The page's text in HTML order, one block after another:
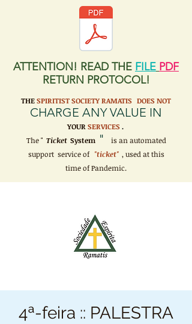
ATTENTION! READ THE FILE PDF
RETURN PROTOCOL!
THESPIRITIST SOCIETY RAMATIS DOES NOT
CHARGE ANY VALUE IN
YOUR SERVICES.
The " Ticket System"
is an automated
support service of "ticket" , used at this
time of Pandemic.
4ª-feira :: PALESTRA